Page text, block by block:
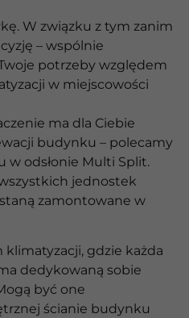
W związku z tym zanim
– wspólnie
potrzeby względem
w miejscowości
ma dla Ciebie
budynku – polecamy
w odsłonie Multi Split.
jednostek
zamontowane w
klimatyzacji, gdzie każda
dedykowaną sobie
być one
ścianie budynku